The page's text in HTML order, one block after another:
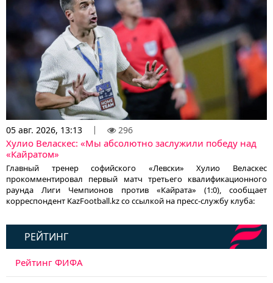
05 авг. 2026, 13:13 296
Хулио Веласкес: «Мы абсолютно заслужили победу над
«Кайратом»
Главный тренер софийского «Левски» Хулио Веласкес
прокомментировал первый матч третьего квалификационного
раунда Лиги Чемпионов против «Кайрата» (1:0), сообщает
корреспондент KazFootball.kz со ссылкой на пресс-службу клуба:
РЕЙТИНГ
Рейтинг ФИФА